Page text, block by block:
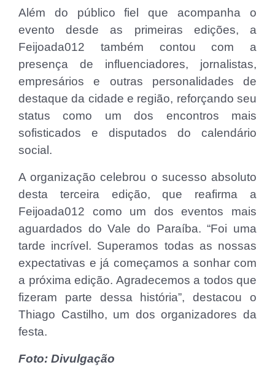
Além do público fiel que acompanha o
evento desde as primeiras edições, a
Feijoada012 também contou com a
presença de influenciadores, jornalistas,
empresários e outras personalidades de
destaque da cidade e região, reforçando seu
status como um dos encontros mais
sofisticados e disputados do calendário
social.
A organização celebrou o sucesso absoluto
desta terceira edição, que reafirma a
Feijoada012 como um dos eventos mais
aguardados do Vale do Paraíba. “Foi uma
tarde incrível. Superamos todas as nossas
expectativas e já começamos a sonhar com
a próxima edição. Agradecemos a todos que
fizeram parte dessa história”, destacou o
Thiago Castilho, um dos organizadores da
festa.
Foto: Divulgação